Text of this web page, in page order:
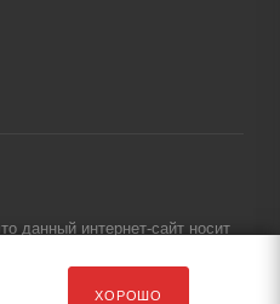
данный интернет-сайт носит
ХОРОШО